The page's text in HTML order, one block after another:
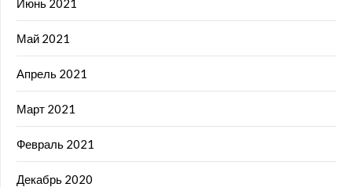
Июнь 2021
Май 2021
Апрель 2021
Март 2021
Февраль 2021
Декабрь 2020